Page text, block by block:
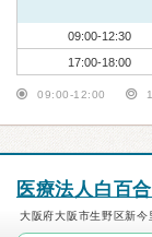
09:00-12:30
17:00-18:00
09:00-12:00
医療法人白百
大阪府大阪市生野区新今